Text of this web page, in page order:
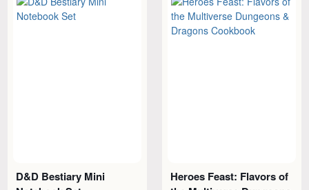
D&D Bestiary Mini
Heroes Feast: Flavors of